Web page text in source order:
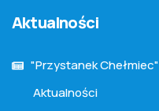
Aktualności
"Przystanek Chełmiec"
Aktualności